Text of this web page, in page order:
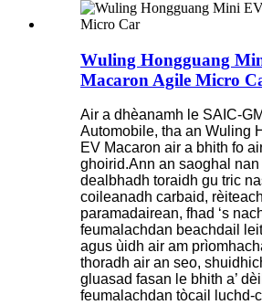
Wuling Hongguang
Macaron Agile Micro
Air a dhèanamh le SAIC-
Automobile, tha an Wuling
EV Macaron air a bhith fo
ghoirid.Ann an saoghal
dealbhadh toraidh gu tric
coileanadh carbaid,
paramadairean, fhad ‘s
feumalachdan beachdail
agus ùidh air am
thoradh air an seo,
gluasad fasan le bhith a’
feumalachdan tòcail luchd-